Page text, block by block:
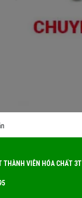
THÀNH VIÊN HÓA CHẤT 3T